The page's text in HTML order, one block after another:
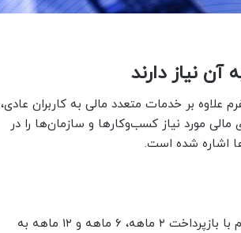
نیاز دارند
علاوه بر خدمات متعدد مالی به کاربران عادی،
مورد نیاز کسب‌و‌کارها و سازمان‌ها را در
اشاره شده است.
وام کسب‌و‌کارها: دیجی‌پی از دویست میلیون تا ۲ میلیارد تومان وام با بازپرداخت ۲ ماهه، ۶ ماهه و ۱۲ ماهه به